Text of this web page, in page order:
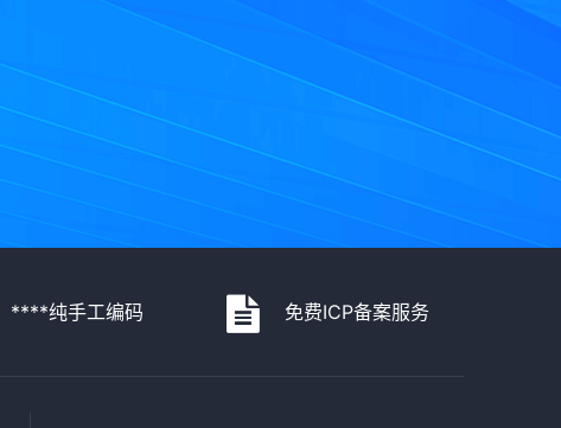
****纯手工编码 免费ICP备案服务